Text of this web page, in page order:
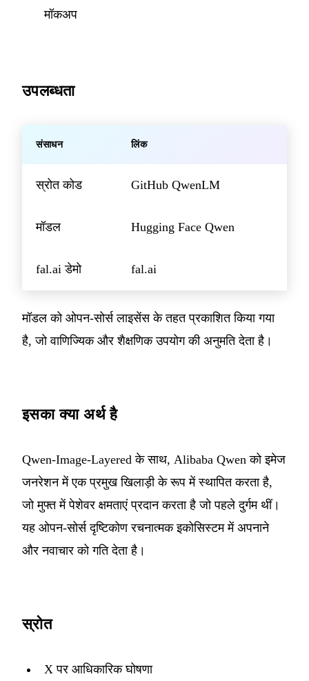
मॉकअप
उपलब्धता
संसाधन लिंक
स्रोत कोड GitHub QwenLM
मॉडल Hugging Face Qwen
fal.ai डेमो fal.ai
मॉडल को ओपन-सोर्स लाइसेंस के तहत प्रकाशित किया गया
है, जो वाणिज्यिक और शैक्षणिक उपयोग की अनुमति देता है।
इसका क्या अर्थ है
Qwen-Image-Layered के साथ, Alibaba Qwen को इमेज
जनरेशन में एक प्रमुख खिलाड़ी के रूप में स्थापित करता है,
जो मुफ्त में पेशेवर क्षमताएं प्रदान करता है जो पहले दुर्गम थीं।
यह ओपन-सोर्स दृष्टिकोण रचनात्मक इकोसिस्टम में अपनाने
और नवाचार को गति देता है।
स्रोत
X पर आधिकारिक घोषणा